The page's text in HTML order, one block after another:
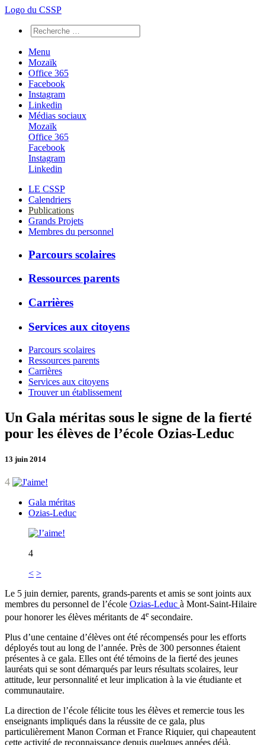
Logo du CSSP
Menu
Mozaïk
Office 365
Facebook
Instagram
Linkedin
Médias sociaux
Mozaïk
Office 365
Facebook
Instagram
Linkedin
LE CSSP
Calendriers
Publications
Grands Projets
Membres du personnel
Parcours scolaires
Ressources parents
Carrières
Services aux citoyens
Parcours scolaires
Ressources parents
Carrières
Services aux citoyens
Trouver un établissement
Un Gala méritas sous le signe de la fierté
pour les élèves de l’école Ozias-Leduc
13 juin 2014
4
Gala méritas
Ozias-Leduc
4
< >
Le 5 juin dernier, parents, grands-parents et amis se sont joints aux
membres du personnel de l’école Ozias-Leduc à Mont-Saint-Hilaire
pour honorer les élèves méritants de 4e secondaire.
Plus d’une centaine d’élèves ont été récompensés pour les efforts
déployés tout au long de l’année. Près de 300 personnes étaient
présentes à ce gala. Elles ont été témoins de la fierté des jeunes
lauréats qui se sont démarqués par leurs résultats scolaires, leur
attitude, leur personnalité et leur implication à la vie étudiante et
communautaire.
La direction de l’école félicite tous les élèves et remercie tous les
enseignants impliqués dans la réussite de ce gala, plus
particulièrement Manon Corman et France Riquier, qui chapeautent
cette activité de reconnaissance depuis quelques années déjà.